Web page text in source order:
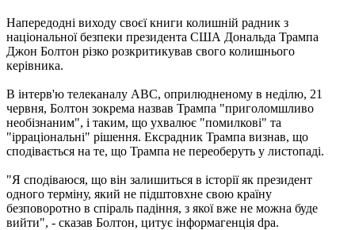
Напередодні виходу своєї книги колишній радник з
національної безпеки президента США Дональда Трампа
Джон Болтон різко розкритикував свого колишнього
керівника.
В інтерв'ю телеканалу ABC, оприлюдненому в неділю, 21
червня, Болтон зокрема назвав Трампа "приголомшливо
необізнаним", і таким, що ухвалює "помилкові" та
"ірраціональні" рішення. Ексрадник Трампа визнав, що
сподівається на те, що Трампа не переоберуть у листопаді.
"Я сподіваюся, що він залишиться в історії як президент
одного терміну, який не підштовхне свою країну
безповоротно в спіраль падіння, з якої вже не можна буде
вийти", - сказав Болтон, цитує інформагенція dpa.